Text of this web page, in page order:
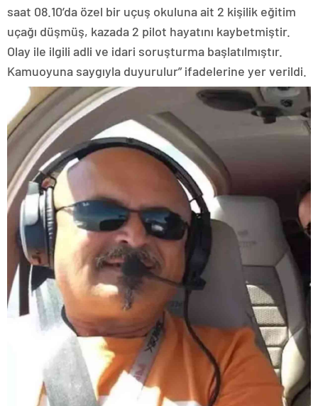
saat 08.10’da özel bir uçuş okuluna ait 2 kişilik eğitim
uçağı düşmüş, kazada 2 pilot hayatını kaybetmiştir.
Olay ile ilgili adli ve idari soruşturma başlatılmıştır.
Kamuoyuna saygıyla duyurulur” ifadelerine yer verildi.